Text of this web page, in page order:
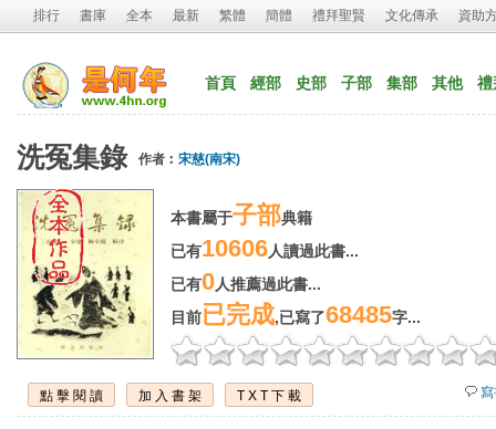
排行 書庫 全本 最新 繁體 簡體 禮拜聖賢 文化傳承 資助
首頁 經部 史部 子部 集部 其他 禮
洗冤集錄 作者︰ 宋慈(南宋)
本書屬于子部典籍
已有10606人讀過此書...
已有0人推薦過此書...
目前已完成,已寫了68485字...
點擊閱讀 加入書架 TXT下載